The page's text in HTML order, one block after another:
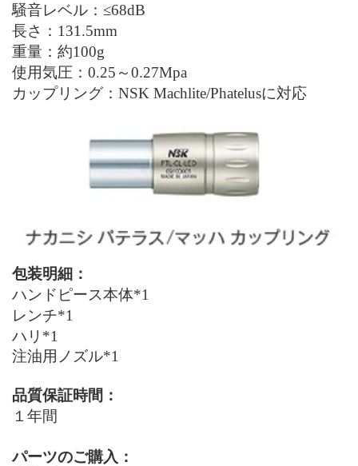
騒音レベル：≤68dB
長さ：131.5mm
重量：約100g
使用気圧：0.25～0.27Mpa
カップリング：NSK Machlite/Phatelusに対応
包装明細：
ハンドピース本体*1
レンチ*1
ハリ*1
注油用ノズル*1
品質保証時間：
１年間
パーツのご購入：